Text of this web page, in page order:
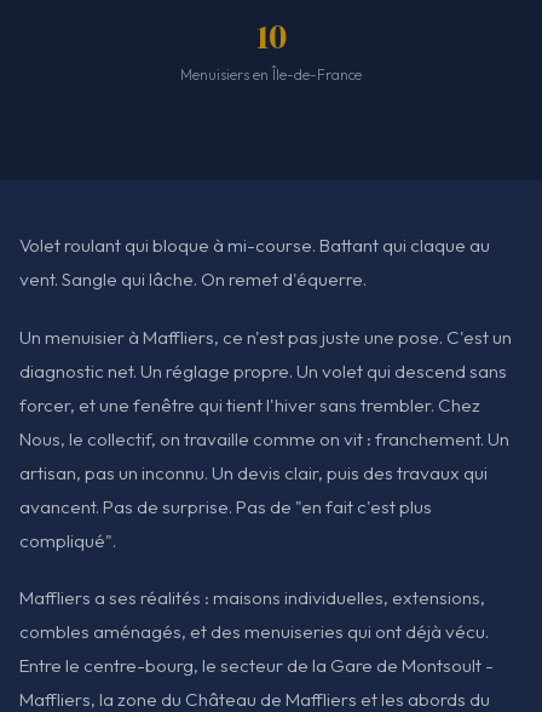
10
Menuisiers en Île-de-France
Volet roulant qui bloque à mi-course. Battant qui claque au
vent. Sangle qui lâche. On remet d'équerre.
Un menuisier à Maffliers, ce n'est pas juste une pose. C'est un
diagnostic net. Un réglage propre. Un volet qui descend sans
forcer, et une fenêtre qui tient l'hiver sans trembler. Chez
Nous, le collectif, on travaille comme on vit : franchement. Un
artisan, pas un inconnu. Un devis clair, puis des travaux qui
avancent. Pas de surprise. Pas de "en fait c'est plus
compliqué".
Maffliers a ses réalités : maisons individuelles, extensions,
combles aménagés, et des menuiseries qui ont déjà vécu.
Entre le centre-bourg, le secteur de la Gare de Montsoult -
Maffliers, la zone du Château de Maffliers et les abords du